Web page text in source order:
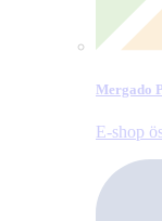
Mergado
E‑shop